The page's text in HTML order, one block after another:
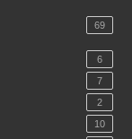
69
6
7
2
10